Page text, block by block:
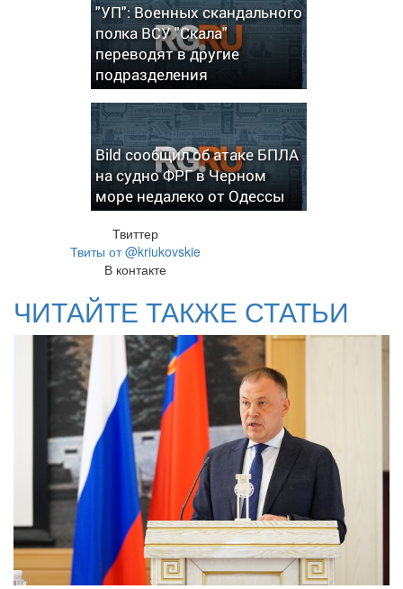
"УП": Военных скандального
полка ВСУ "Скала"
переводят в другие
подразделения
Bild сообщил об атаке БПЛА
на судно ФРГ в Черном
море недалеко от Одессы
Твиттер
Твиты от @kriukovskie
В контакте
ЧИТАЙТЕ ТАКЖЕ СТАТЬИ